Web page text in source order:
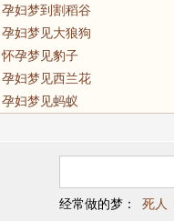
孕妇梦到割稻谷
孕妇梦见大狼狗
怀孕梦见豹子
孕妇梦见西兰花
孕妇梦见蚂蚁
经常做的梦： 死人